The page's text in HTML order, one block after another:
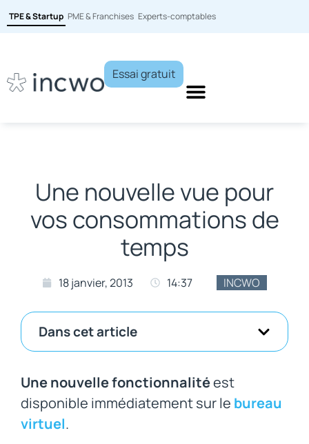
TPE & Startup PME & Franchises Experts-comptables
Essai gratuit
Une nouvelle vue pour
vos consommations de
temps
18 janvier, 2013 14:37 INCWO
Dans cet article
Une nouvelle fonctionnalitéest
disponible immédiatement sur le bureau
virtuel.